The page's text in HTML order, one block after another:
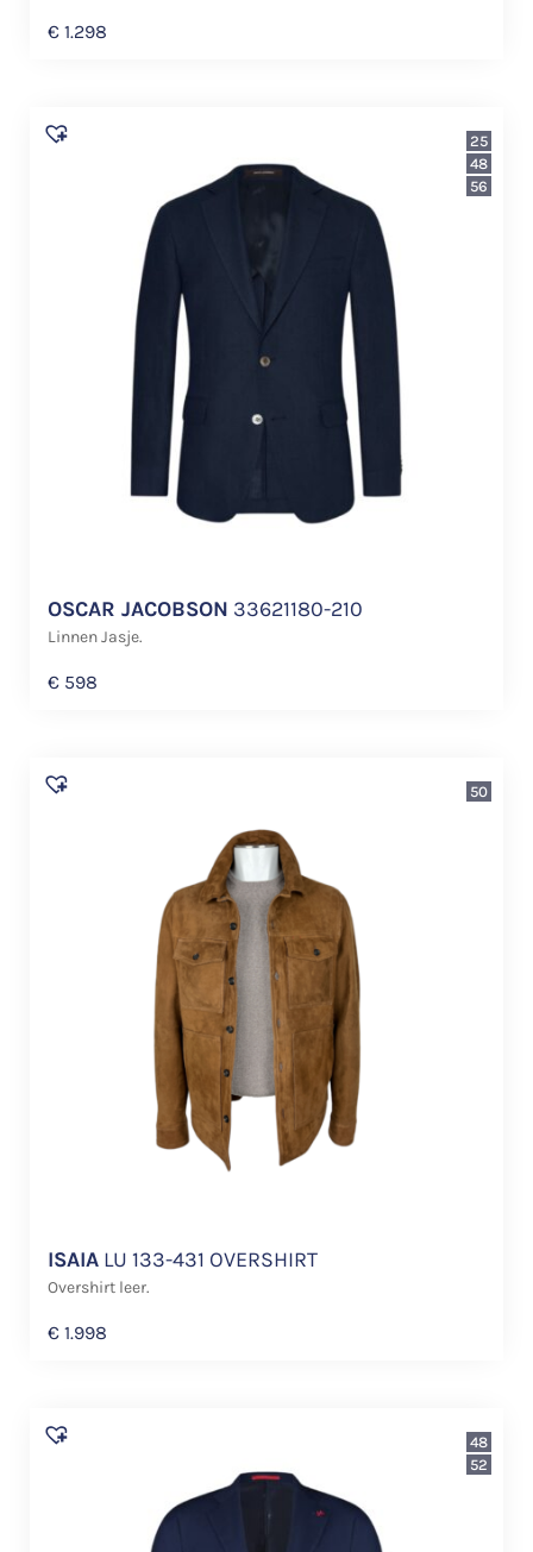
€ 1.298
OSCAR JACOBSON 33621180-210
Linnen Jasje.
€ 598
25
48
56
ISAIA LU 133-431 OVERSHIRT
Overshirt leer.
€ 1.998
50
48
52